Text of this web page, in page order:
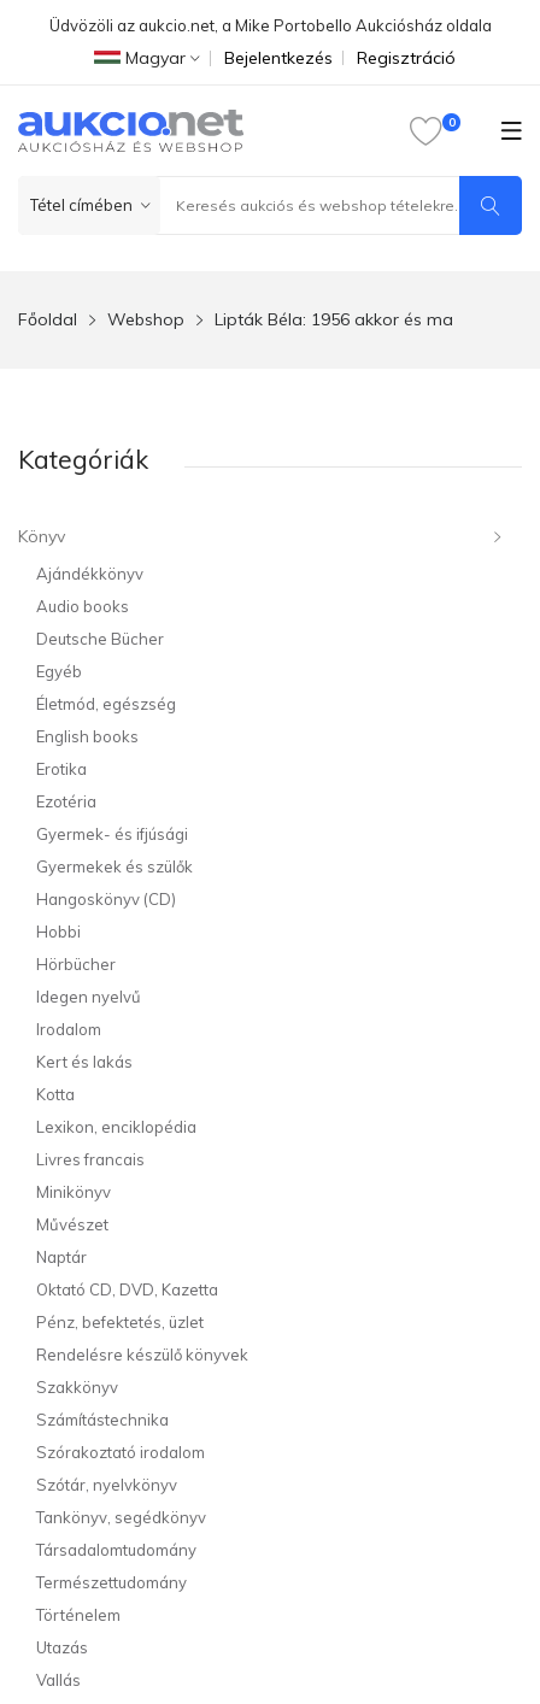
Üdvözöli az aukcio.net, a Mike Portobello Aukciósház oldala
Magyar Bejelentkezés Regisztráció
Főoldal Webshop Lipták Béla: 1956 akkor és ma
Kategóriák
Könyv
Ajándékkönyv
Audio books
Deutsche Bücher
Egyéb
Életmód, egészség
English books
Erotika
Ezotéria
Gyermek- és ifjúsági
Gyermekek és szülők
Hangoskönyv (CD)
Hobbi
Hörbücher
Idegen nyelvű
Irodalom
Kert és lakás
Kotta
Lexikon, enciklopédia
Livres francais
Minikönyv
Művészet
Naptár
Oktató CD, DVD, Kazetta
Pénz, befektetés, üzlet
Rendelésre készülő könyvek
Szakkönyv
Számítástechnika
Szórakoztató irodalom
Szótár, nyelvkönyv
Tankönyv, segédkönyv
Társadalomtudomány
Természettudomány
Történelem
Utazás
Vallás